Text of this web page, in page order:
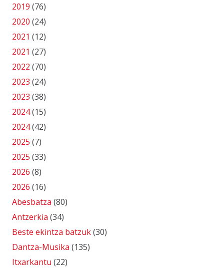
2019 (76)
2020 (24)
2021 (12)
2021 (27)
2022 (70)
2023 (24)
2023 (38)
2024(15)
2024(42)
2025 (7)
2025 (33)
2026 (8)
2026 (16)
Abesbatza (80)
Antzerkia (34)
Beste ekintza batzuk(30)
Dantza-Musika (135)
Itxarkantu (22)